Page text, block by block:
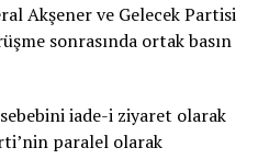
Akşener ve Gelecek Partisi
sonrasında ortak basın
iade-i ziyaret olarak
paralel olarak